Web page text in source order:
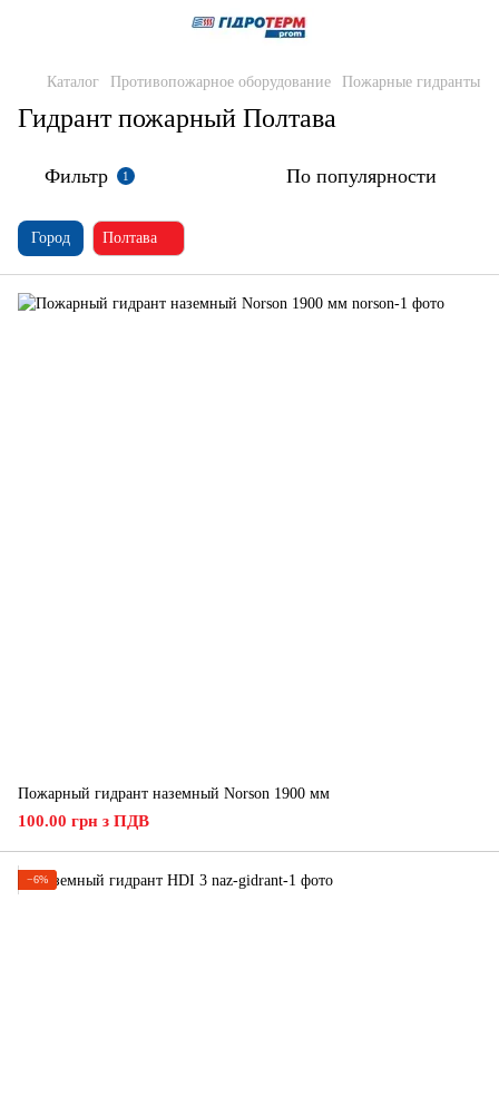
Каталог Противопожарное оборудование Пожарные гидранты
Гидрант пожарный Полтава
Фильтр 1 По популярности
Город Полтава
Пожарный гидрант наземный Norson 1900 мм
100.00 грн з ПДВ
−6%